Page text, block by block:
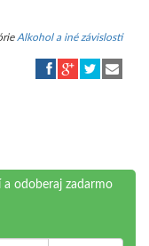
Alkohol a iné závislosti
a odoberaj zadarmo